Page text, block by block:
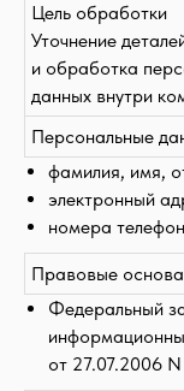
Цель обработки
Уточнение
и обработка
данных внутри
Персональные
фамилия, имя,
электронный
номера
Правовые
Федеральный
от 27.07.2006